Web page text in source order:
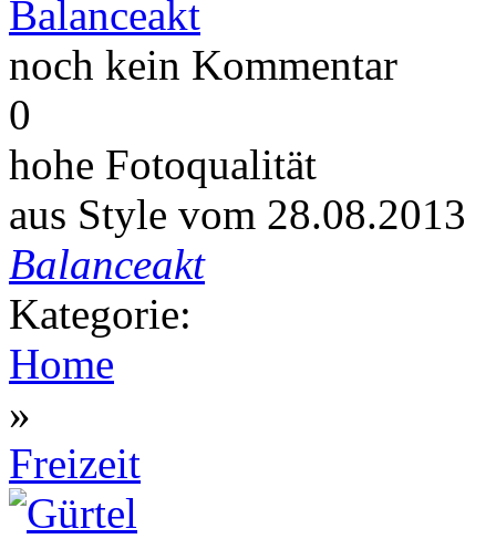
noch kein Kommentar
0
hohe Fotoqualität
aus Style vom 28.08.2013
Balanceakt
Kategorie:
Home
»
Freizeit